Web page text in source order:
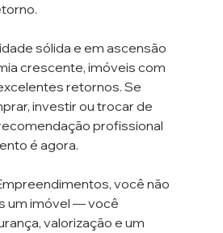
sólida e em ascensão
crescente, imóveis com
retornos. Se
investir ou trocar de
profissional
é agora.
você não
um imóvel — você
valorização e um